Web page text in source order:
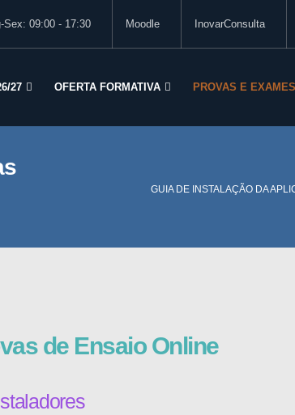
Sex: 09:00 - 17:30 Moodle InovarConsulta
27 OFERTA FORMATIVA PROVAS E
GUIA DE INSTALAÇÃO DA
de Ensaio Online